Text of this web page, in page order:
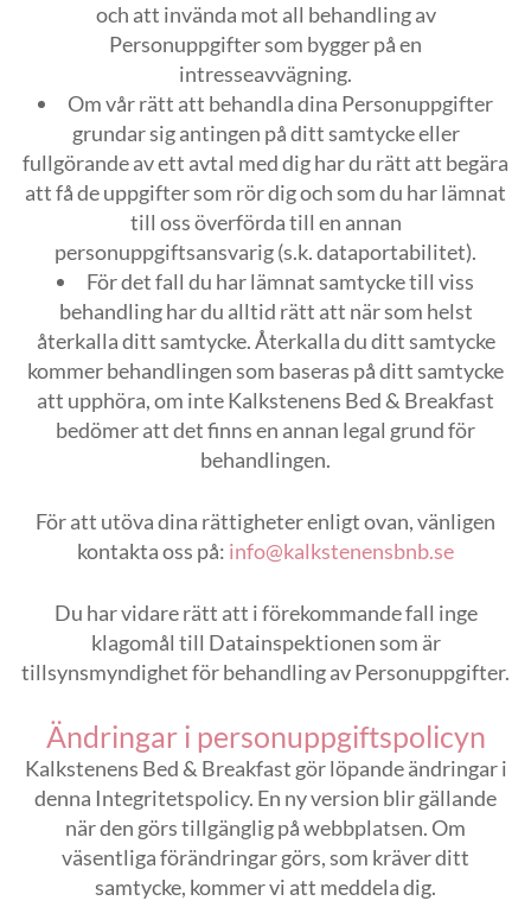
och att invända mot all behandling av
Personuppgifter som bygger på en
intresseavvägning.
Om vår rätt att behandla dina Personuppgifter
grundar sig antingen på ditt samtycke eller
fullgörande av ett avtal med dig har du rätt att begära
att få de uppgifter som rör dig och som du har lämnat
till oss överförda till en annan
personuppgiftsansvarig (s.k. dataportabilitet).
För det fall du har lämnat samtycke till viss
behandling har du alltid rätt att när som helst
återkalla ditt samtycke. Återkalla du ditt samtycke
kommer behandlingen som baseras på ditt samtycke
att upphöra, om inte Kalkstenens Bed & Breakfast
bedömer att det finns en annan legal grund för
behandlingen.
För att utöva dina rättigheter enligt ovan, vänligen
kontakta oss på: info@kalkstenensbnb.se
Du har vidare rätt att i förekommande fall inge
klagomål till Datainspektionen som är
tillsynsmyndighet för behandling av Personuppgifter.
Ändringar i personuppgiftspolicyn
Kalkstenens Bed & Breakfast gör löpande ändringar i
denna Integritetspolicy. En ny version blir gällande
när den görs tillgänglig på webbplatsen. Om
väsentliga förändringar görs, som kräver ditt
samtycke, kommer vi att meddela dig.